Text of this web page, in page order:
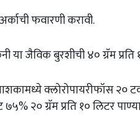
फवारणी करावी.
या जैविक बुरशीची ४० ग्रॅम
क्लोरोपायरीफॉस २०
२० ग्रॅम प्रति १० लिटर